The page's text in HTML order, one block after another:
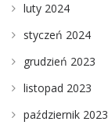
luty 2024
styczeń 2024
grudzień 2023
listopad 2023
październik 2023